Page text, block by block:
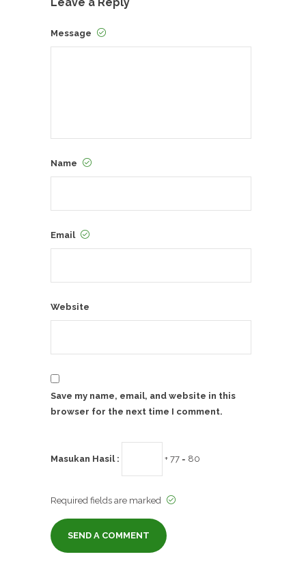
Leave a Reply
Message
Name
Email
Website
Save my name, email, and website in this
browser for the next time I comment.
Masukan Hasil : + 77 = 80
Required fields are marked